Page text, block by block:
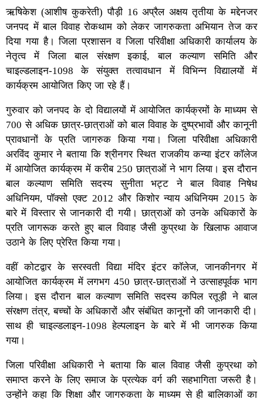
ऋषिकेश (आशीष कुकरेती) पौड़ी 16 अप्रैल अक्षय तृतीया के मद्देनजर
जनपद में बाल विवाह रोकथाम को लेकर जागरुकता अभियान तेज कर
दिया गया है। जिला प्रशासन व जिला परिवीक्षा अधिकारी कार्यालय के
नेतृत्व में जिला बाल संरक्षण इकाई, बाल कल्याण समिति और
चाइल्डलाइन-1098 के संयुक्त तत्वावधान में विभिन्न विद्यालयों में
कार्यक्रम आयोजित किए जा रहे हैं।
गुरुवार को जनपद के दो विद्यालयों में आयोजित कार्यक्रमों के माध्यम से
700 से अधिक छात्र-छात्राओं को बाल विवाह के दुष्प्रभावों और कानूनी
प्रावधानों के प्रति जागरुक किया गया। जिला परिवीक्षा अधिकारी
अरविंद कुमार ने बताया कि श्रीनगर स्थित राजकीय कन्या इंटर कॉलेज
में आयोजित कार्यक्रम में करीब 250 छात्राओं ने भाग लिया। इस दौरान
बाल कल्याण समिति सदस्य सुनीता भट्ट ने बाल विवाह निषेध
अधिनियम, पॉक्सो एक्ट 2012 और किशोर न्याय अधिनियम 2015 के
बारे में विस्तार से जानकारी दी गयी। छात्राओं को उनके अधिकारों के
प्रति जागरूक करते हुए बाल विवाह जैसी कुप्रथा के खिलाफ आवाज
उठाने के लिए प्रेरित किया गया।
वहीं कोटद्वार के सरस्वती विद्या मंदिर इंटर कॉलेज, जानकीनगर में
आयोजित कार्यक्रम में लगभग 450 छात्र-छात्राओं ने उत्साहपूर्वक भाग
लिया। इस दौरान बाल कल्याण समिति सदस्य कपिल रतूड़ी ने बाल
संरक्षण तंत्र, बच्चों के अधिकारों और संबंधित कानूनों की जानकारी दी।
साथ ही चाइल्डलाइन-1098 हेल्पलाइन के बारे में भी जागरुक किया
गया।
जिला परिवीक्षा अधिकारी ने बताया कि बाल विवाह जैसी कुप्रथा को
समाप्त करने के लिए समाज के प्रत्येक वर्ग की सहभागिता जरूरी है।
उन्होंने कहा कि शिक्षा और जागरुकता के माध्यम से ही बालिकाओं का